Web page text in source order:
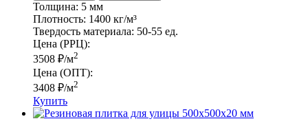
Толщина: 5 мм
Плотность: 1400 кг/м³
Твердость материала: 50-55 ед.
Цена (РРЦ):
3508 ₽/м2
Цена (ОПТ):
3408 ₽/м2
Купить